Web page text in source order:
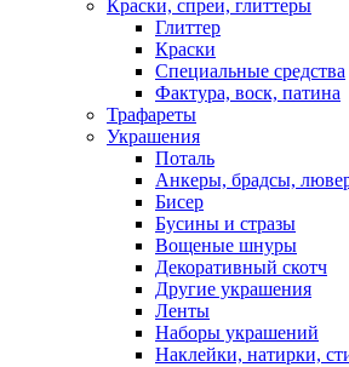
Краски, спреи, глиттеры
Глиттер
Краски
Специальные средства
Фактура, воск, патина
Трафареты
Украшения
Поталь
Анкеры, брадсы,
Бисер
Бусины и стразы
Вощеные шнуры
Декоративный скотч
Другие украшения
Ленты
Наборы украшений
Наклейки, натирки,